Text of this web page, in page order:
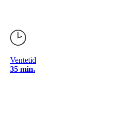
Ventetid
35 min.